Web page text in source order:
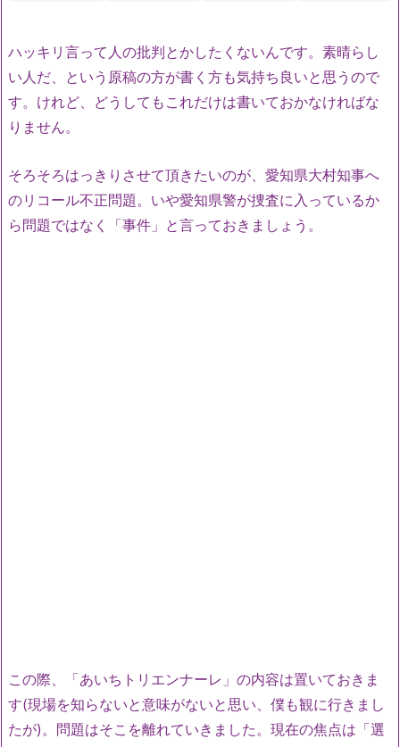
ハッキリ言って人の批判とかしたくないんです。素晴らし
い人だ、という原稿の方が書く方も気持ち良いと思うので
す。けれど、どうしてもこれだけは書いておかなければな
りません。
そろそろはっきりさせて頂きたいのが、愛知県大村知事へ
のリコール不正問題。いや愛知県警が捜査に入っているか
ら問題ではなく「事件」と言っておきましょう。
この際、「あいちトリエンナーレ」の内容は置いておきま
す(現場を知らないと意味がないと思い、僕も観に行きまし
たが)。問題はそこを離れていきました。現在の焦点は「選